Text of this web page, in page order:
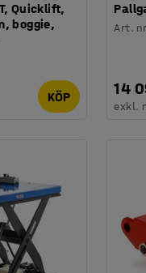
Quicklift,
boggie,
KÖP
Art. nr
14
exkl.